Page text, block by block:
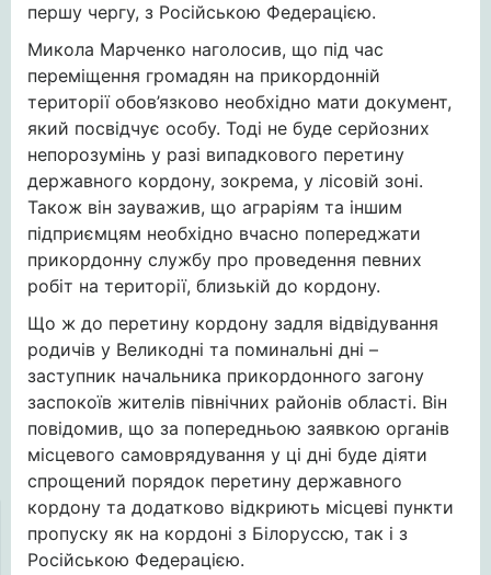
першу чергу, з Російською Федерацією.
Микола Марченко наголосив, що під час
переміщення громадян на прикордонній
території обов’язково необхідно мати документ,
який посвідчує особу. Тоді не буде серйозних
непорозумінь у разі випадкового перетину
державного кордону, зокрема, у лісовій зоні.
Також він зауважив, що аграріям та іншим
підприємцям необхідно вчасно попереджати
прикордонну службу про проведення певних
робіт на території, близькій до кордону.
Що ж до перетину кордону задля відвідування
родичів у Великодні та поминальні дні –
заступник начальника прикордонного загону
заспокоїв жителів північних районів області. Він
повідомив, що за попередньою заявкою органів
місцевого самоврядування у ці дні буде діяти
спрощений порядок перетину державного
кордону та додатково відкриють місцеві пункти
пропуску як на кордоні з Білоруссю, так і з
Російською Федерацією.